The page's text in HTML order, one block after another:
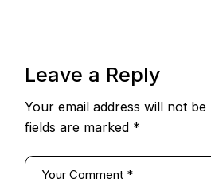
Leave a Reply
Your email address will not be
fields are marked *